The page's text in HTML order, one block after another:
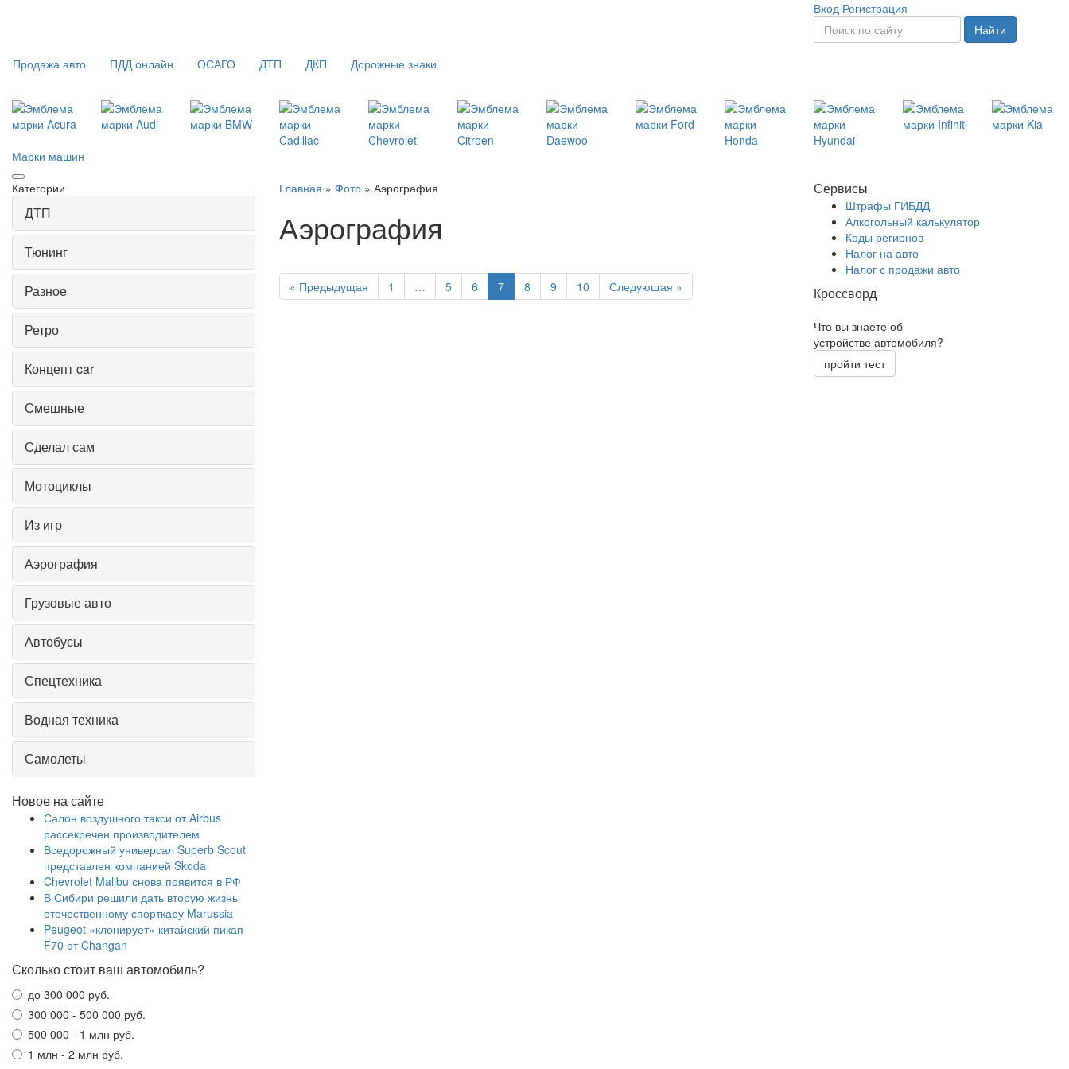
Вход Регистрация
Найти
Продажа авто ПДД онлайн ОСАГО ДТП ДКП Дорожные знаки
Марки машин
Главная » Фото » Аэрография
Аэрография
« Предыдущая 1 … 5 6 7 8 9 10 Следующая »
Категории
ДТП
Тюнинг
Разное
Ретро
Концепт car
Смешные
Сделал сам
Мотоциклы
Из игр
Аэрография
Грузовые авто
Автобусы
Спецтехника
Водная техника
Самолеты
Новое на сайте
Салон воздушного такси от Airbus
рассекречен производителем
Вседорожный универсал Superb Scout
представлен компанией Skoda
Chevrolet Malibu снова появится в РФ
В Сибири решили дать вторую жизнь
отечественному спорткару Marussia
Peugeot «клонирует» китайский пикап
F70 от Changan
Сколько стоит ваш автомобиль?
до 300 000 руб.
300 000 - 500 000 руб.
500 000 - 1 млн руб.
1 млн - 2 млн руб.
Сервисы
Штрафы ГИБДД
Алкогольный калькулятор
Коды регионов
Налог на авто
Налог с продажи авто
Кроссворд
Что вы знаете об
устройстве автомобиля?
пройти тест